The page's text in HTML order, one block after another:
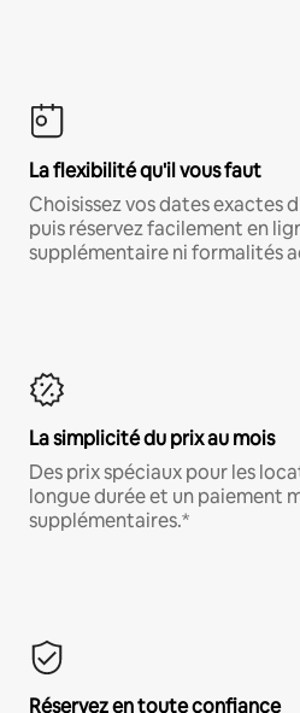
La flexibilité qu'il vous faut
Choisissez vos dates exactes
puis réservez facilement en
supplémentaire ni formalités
La simplicité du prix au mois
Des prix spéciaux pour les
longue durée et un paiement
supplémentaires.*
Réservez en toute confiance